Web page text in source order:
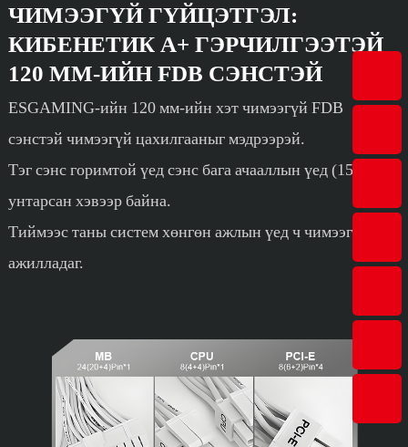
ЧИМЭЭГҮЙ ГҮЙЦЭТГЭЛ:
КИБЕНЕТИК А+ ГЭРЧИЛГЭЭТЭЙ
120 ММ-ИЙН FDB СЭНСТЭЙ
ESGAMING-ийн 120 мм-ийн хэт чимээгүй FDB
сэнстэй чимээгүй цахилгааныг мэдрээрэй.
Тэг сэнс горимтой үед сэнс бага ачааллын үед (15-20%)
унтарсан хэвээр байна.
Тиймээс таны систем хөнгөн ажлын үед ч чимээгүй
ажилладаг.